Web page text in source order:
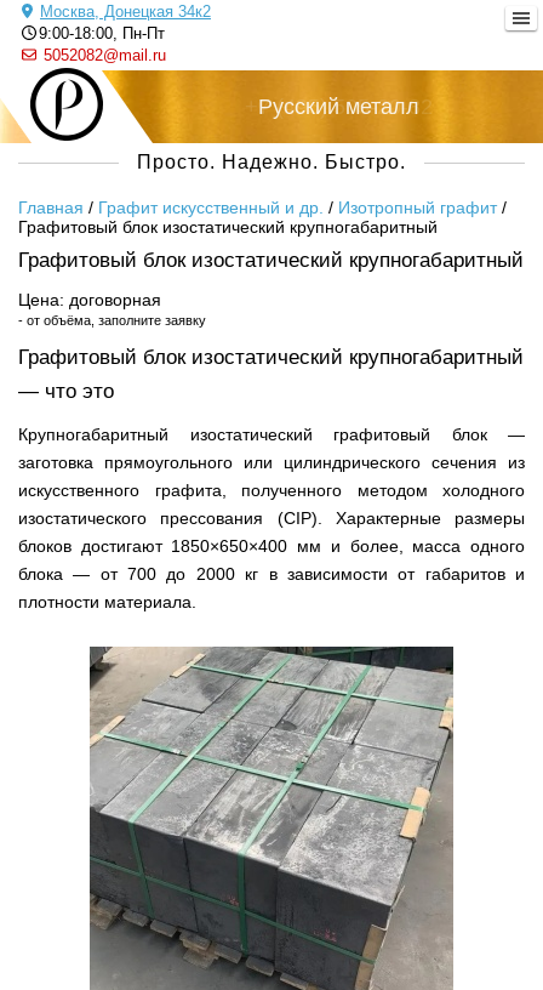
Москва, Донецкая 34к2
9:00-18:00, Пн-Пт
5052082@mail.ru
Русский металл
+7 (495) 505-20-82
Просто. Надежно. Быстро.
Главная / Графит искусственный и др. / Изотропный графит/
Графитовый блок изостатический крупногабаритный
Графитовый блок изостатический крупногабаритный
Цена: договорная
- от объёма, заполните заявку
Графитовый блок изостатический крупногабаритный
— что это
Крупногабаритный изостатический графитовый блок —
заготовка прямоугольного или цилиндрического сечения из
искусственного графита, полученного методом холодного
изостатического прессования (CIP). Характерные размеры
блоков достигают 1850×650×400 мм и более, масса одного
блока — от 700 до 2000 кг в зависимости от габаритов и
плотности материала.